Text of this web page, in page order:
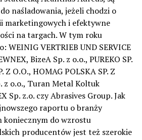
naśladowania, jeżeli chodzi o
marketingowych i efektywne
na targach. W tym roku
WEINIG VERTRIEB UND SERVICE
BizeA Sp. z o.o., PUREKO SP.
Z O.O., HOMAG POLSKA SP. Z
z o.o., Turan Metal Koltuk
Sp. z.o. czy Abrasives Group. Jak
raportu o branży
koniecznym do wzrostu
producentów jest też szerokie